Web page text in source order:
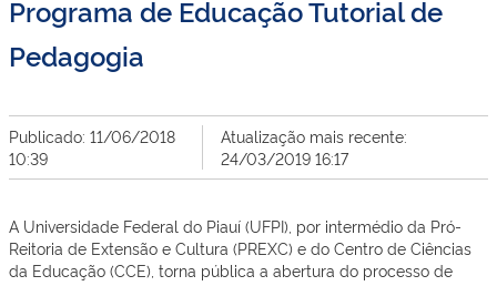
Programa de Educação Tutorial de
Pedagogia
Publicado: 11/06/2018
10:39
Atualização mais recente:
24/03/2019 16:17
A Universidade Federal do Piauí (UFPI), por intermédio da Pró-
Reitoria de Extensão e Cultura (PREXC) e do Centro de Ciências
da Educação (CCE), torna pública a abertura do processo de